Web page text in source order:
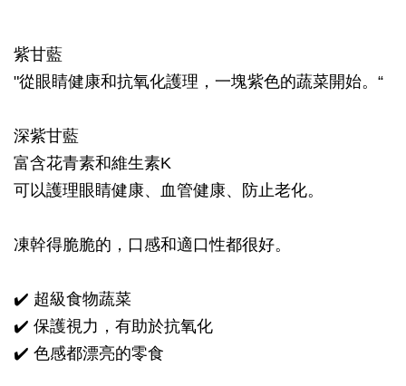
紫甘藍
"從眼睛健康和抗氧化護理，一塊紫色的蔬菜開始。“
深紫甘藍
富含花青素和維生素K
可以護理眼睛健康、血管健康、防止老化。
凍幹得脆脆的，口感和適口性都很好。
✔️ 超級食物蔬菜
✔️ 保護視力，有助於抗氧化
✔️ 色感都漂亮的零食